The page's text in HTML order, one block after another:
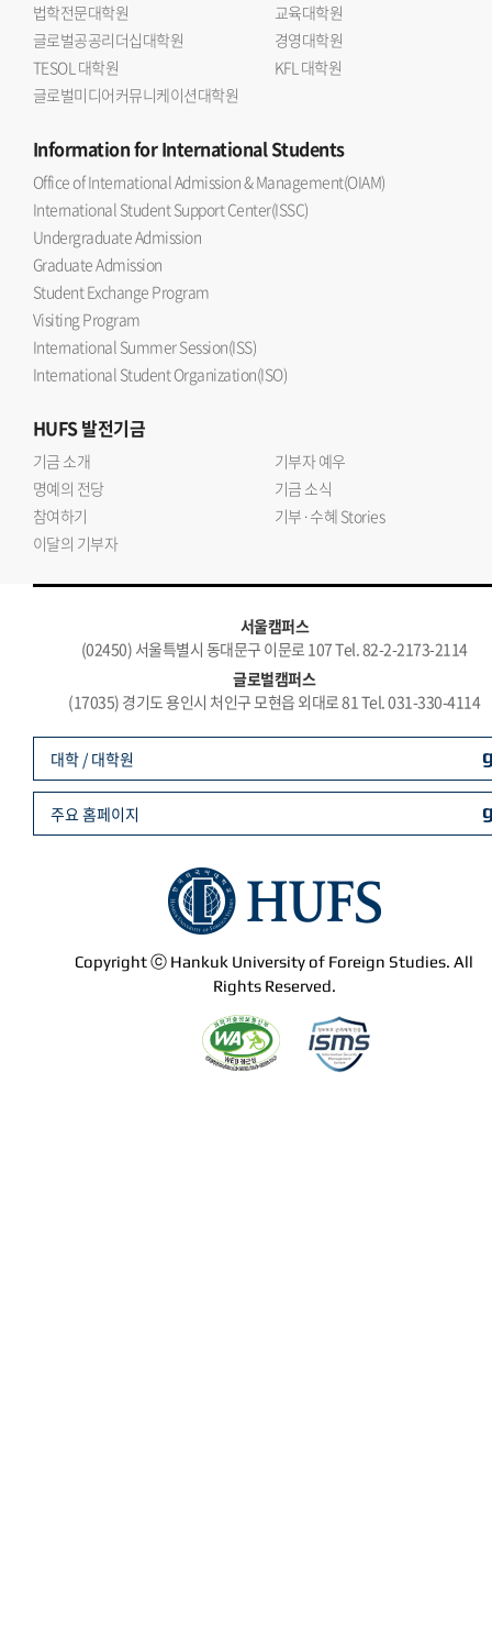
법학전문대학원
교육대학원
글로벌공공리더십대학원
경영대학원
TESOL 대학원
KFL 대학원
글로벌미디어커뮤니케이션대학원
Informationfor International Students
Office of International Admission & Management(OIAM)
International Student Support Center(ISSC)
Undergraduate Admission
Graduate Admission
Student Exchange Program
Visiting Program
International Summer Session(ISS)
International Student Organization(ISO)
HUFS발전기금
기금 소개
기부자 예우
명예의 전당
기금 소식
참여하기
기부·수혜 Stories
이달의 기부자
서울캠퍼스
(02450) 서울특별시 동대문구 이문로 107 Tel. 82-2-2173-2114
글로벌캠퍼스
(17035) 경기도 용인시 처인구 모현읍 외대로 81 Tel. 031-330-4114
Copyright ⓒ Hankuk University of Foreign Studies. All
Rights Reserved.
대학 / 대학원
주요 홈페이지